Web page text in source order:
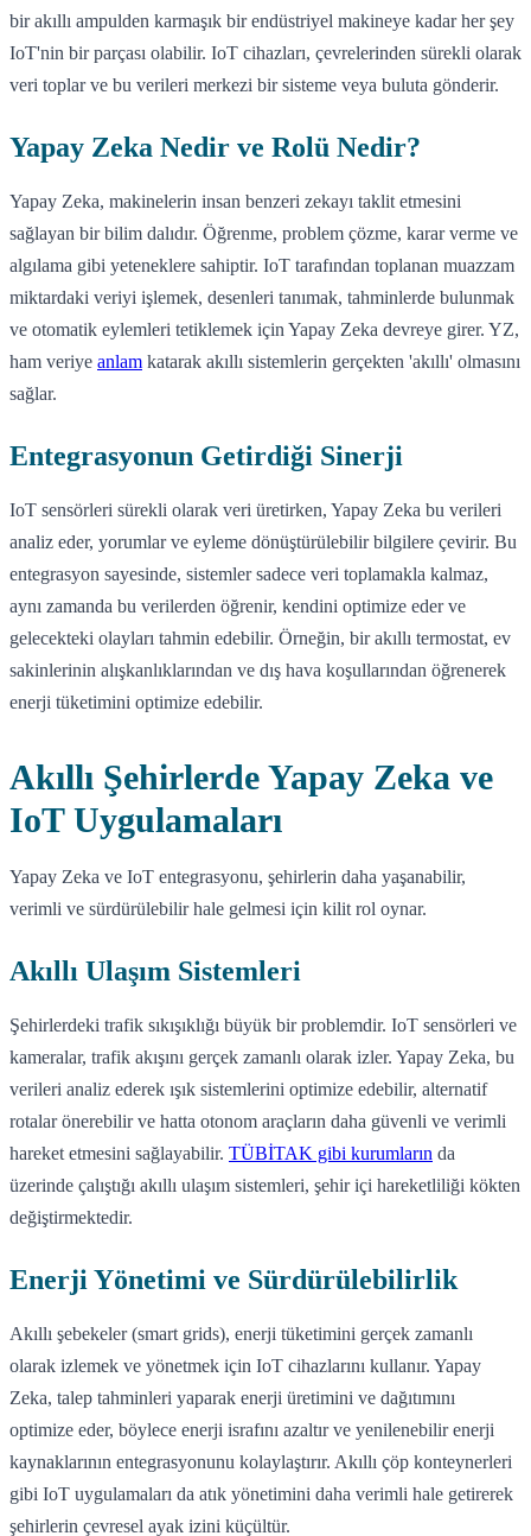
bir akıllı ampulden karmaşık bir endüstriyel makineye kadar her şey
IoT'nin bir parçası olabilir. IoT cihazları, çevrelerinden sürekli olarak
veri toplar ve bu verileri merkezi bir sisteme veya buluta gönderir.
Yapay Zeka Nedir ve Rolü Nedir?
Yapay Zeka, makinelerin insan benzeri zekayı taklit etmesini
sağlayan bir bilim dalıdır. Öğrenme, problem çözme, karar verme ve
algılama gibi yeteneklere sahiptir. IoT tarafından toplanan muazzam
miktardaki veriyi işlemek, desenleri tanımak, tahminlerde bulunmak
ve otomatik eylemleri tetiklemek için Yapay Zeka devreye girer. YZ,
ham veriye anlam katarak akıllı sistemlerin gerçekten 'akıllı' olmasını
sağlar.
Entegrasyonun Getirdiği Sinerji
IoT sensörleri sürekli olarak veri üretirken, Yapay Zeka bu verileri
analiz eder, yorumlar ve eyleme dönüştürülebilir bilgilere çevirir. Bu
entegrasyon sayesinde, sistemler sadece veri toplamakla kalmaz,
aynı zamanda bu verilerden öğrenir, kendini optimize eder ve
gelecekteki olayları tahmin edebilir. Örneğin, bir akıllı termostat, ev
sakinlerinin alışkanlıklarından ve dış hava koşullarından öğrenerek
enerji tüketimini optimize edebilir.
Akıllı Şehirlerde Yapay Zeka ve
IoT Uygulamaları
Yapay Zeka ve IoT entegrasyonu, şehirlerin daha yaşanabilir,
verimli ve sürdürülebilir hale gelmesi için kilit rol oynar.
Akıllı Ulaşım Sistemleri
Şehirlerdeki trafik sıkışıklığı büyük bir problemdir. IoT sensörleri ve
kameralar, trafik akışını gerçek zamanlı olarak izler. Yapay Zeka, bu
verileri analiz ederek ışık sistemlerini optimize edebilir, alternatif
rotalar önerebilir ve hatta otonom araçların daha güvenli ve verimli
hareket etmesini sağlayabilir. TÜBİTAK gibi kurumların da
üzerinde çalıştığı akıllı ulaşım sistemleri, şehir içi hareketliliği kökten
değiştirmektedir.
Enerji Yönetimi ve Sürdürülebilirlik
Akıllı şebekeler (smart grids), enerji tüketimini gerçek zamanlı
olarak izlemek ve yönetmek için IoT cihazlarını kullanır. Yapay
Zeka, talep tahminleri yaparak enerji üretimini ve dağıtımını
optimize eder, böylece enerji israfını azaltır ve yenilenebilir enerji
kaynaklarının entegrasyonunu kolaylaştırır. Akıllı çöp konteynerleri
gibi IoT uygulamaları da atık yönetimini daha verimli hale getirerek
şehirlerin çevresel ayak izini küçültür.